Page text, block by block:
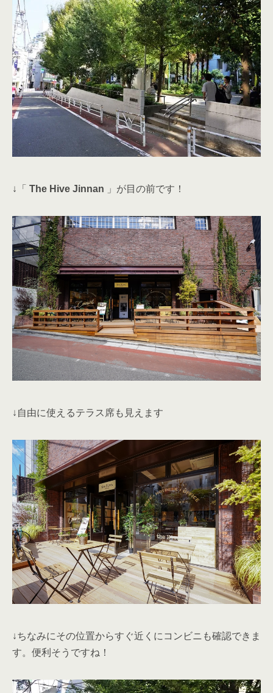
↓「 The Hive Jinnan 」が目の前です！
↓自由に使えるテラス席も見えます
↓ちなみにその位置からすぐ近くにコンビニも確認できま
す。便利そうですね！